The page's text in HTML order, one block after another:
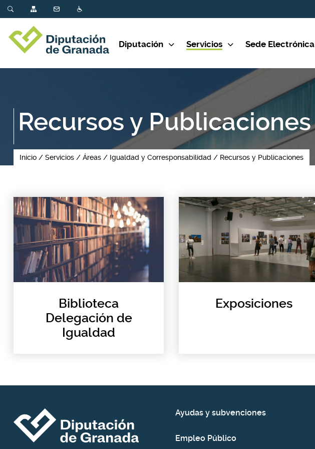
Diputación Servicios Sede Electrónica
Recursos y Publicaciones
Inicio Servicios Áreas Igualdad y Corresponsabilidad Recursos y Publicaciones
Biblioteca
Delegación de
Igualdad
Exposiciones
Ayudas y subvenciones
Empleo Público